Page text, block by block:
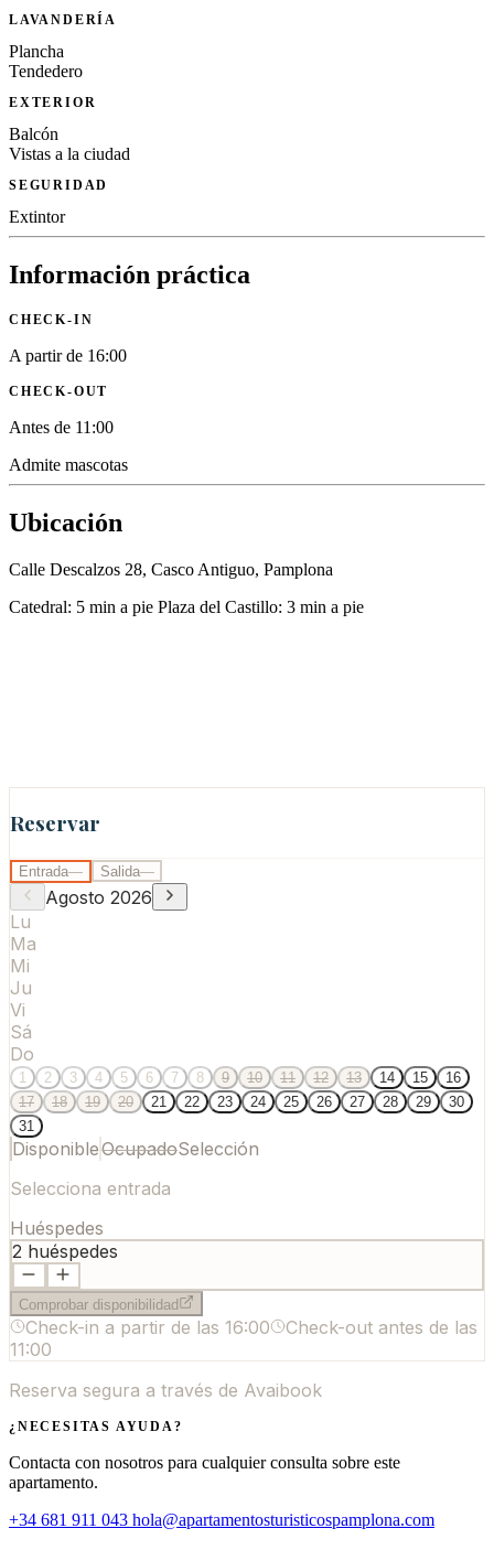
LAVANDERÍA
Plancha
Tendedero
EXTERIOR
Balcón
Vistas a la ciudad
SEGURIDAD
Extintor
Información práctica
CHECK-IN
A partir de 16:00
CHECK-OUT
Antes de 11:00
Admite mascotas
Ubicación
Calle Descalzos 28, Casco Antiguo, Pamplona
Catedral: 5 min a pie Plaza del Castillo: 3 min a pie
Reservar
Entrada— Salida—
Agosto 2026
Lu
Ma
Mi
Ju
Vi
Sá
Do
1 2 3 4 5 6 7 8 9 10 11 12 13 14 15
16
17
18 19 20 21 22 23 24 25 26 27 28 29
30
31
DisponibleOcupadoSelección
Selecciona entrada
Huéspedes
2 huéspedes
Comprobar disponibilidad
Check-in a partir de las 16:00
Check-out antes de las
11:00
Reserva segura a través de Avaibook
¿NECESITAS AYUDA?
Contacta con nosotros para cualquier consulta sobre este
apartamento.
+34 681 911 043 hola@apartamentosturisticospamplona.com